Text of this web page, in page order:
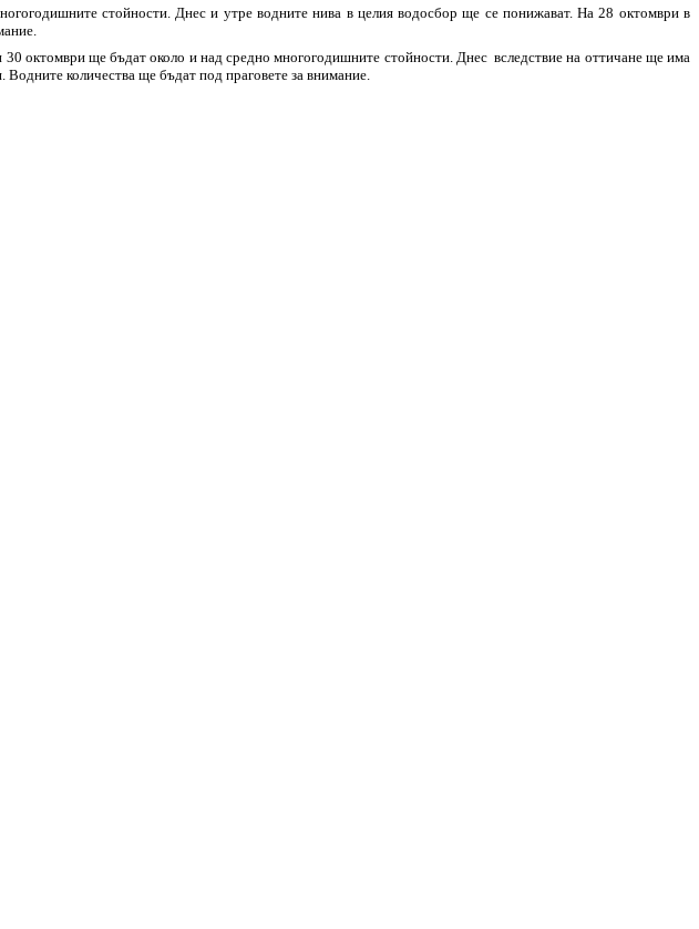
стойности. Днес и утре водните нива в целия водосбор ще се понижават. На 28 октомври в
30 октомври ще бъдат около и над средно многогодишните стойности. Днес вследствие на оттичане ще има
количества ще бъдат под праговете за внимание.